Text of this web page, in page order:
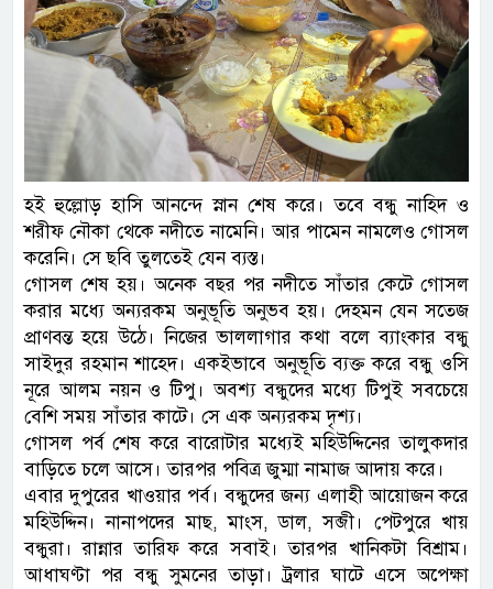
হই হুল্লোড় হাসি আনন্দে স্নান শেষ করে। তবে বন্ধু নাহিদ ও
শরীফ নৌকা থেকে নদীতে নামেনি। আর পামেন নামলেও গোসল
করেনি। সে ছবি তুলতেই যেন ব্যস্ত।
গোসল শেষ হয়। অনেক বছর পর নদীতে সাঁতার কেটে গোসল
করার মধ্যে অন্যরকম অনুভূতি অনুভব হয়। দেহমন যেন সতেজ
প্রাণবন্ত হয়ে উঠে। নিজের ভাললাগার কথা বলে ব্যাংকার বন্ধু
সাইদুর রহমান শাহেদ। একইভাবে অনুভূতি ব্যক্ত করে বন্ধু ওসি
নূরে আলম নয়ন ও টিপু। অবশ্য বন্ধুদের মধ্যে টিপুই সবচেয়ে
বেশি সময় সাঁতার কাটে। সে এক অন্যরকম দৃশ্য।
গোসল পর্ব শেষ করে বারোটার মধ্যেই মহিউদ্দিনের তালুকদার
বাড়িতে চলে আসে। তারপর পবিত্র জুম্মা নামাজ আদায় করে।
এবার দুপুরের খাওয়ার পর্ব। বন্ধুদের জন্য এলাহী আয়োজন করে
মহিউদ্দিন। নানাপদের মাছ, মাংস, ডাল, সব্জী। পেটপুরে খায়
বন্ধুরা। রান্নার তারিফ করে সবাই। তারপর খানিকটা বিশ্রাম।
আধাঘণ্টা পর বন্ধু সুমনের তাড়া। ট্রলার ঘাটে এসে অপেক্ষা